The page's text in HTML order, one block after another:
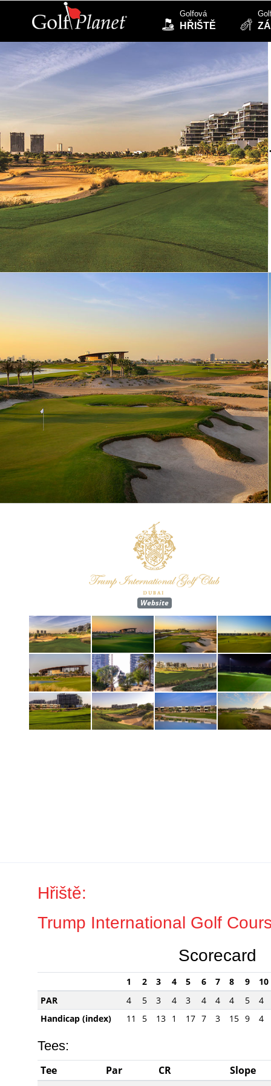
Golfová
HŘIŠTĚ
Website
Hřiště:
Trump International Golf
Scorecard
1 2 3 4 5 6 7 8 9
10
PAR
4 5 3 4 3 4 4 4 5
4
Handicap (index)
11 5 13 1 17 7 3 15 9 4
Tees:
Tee Par CR
Slope